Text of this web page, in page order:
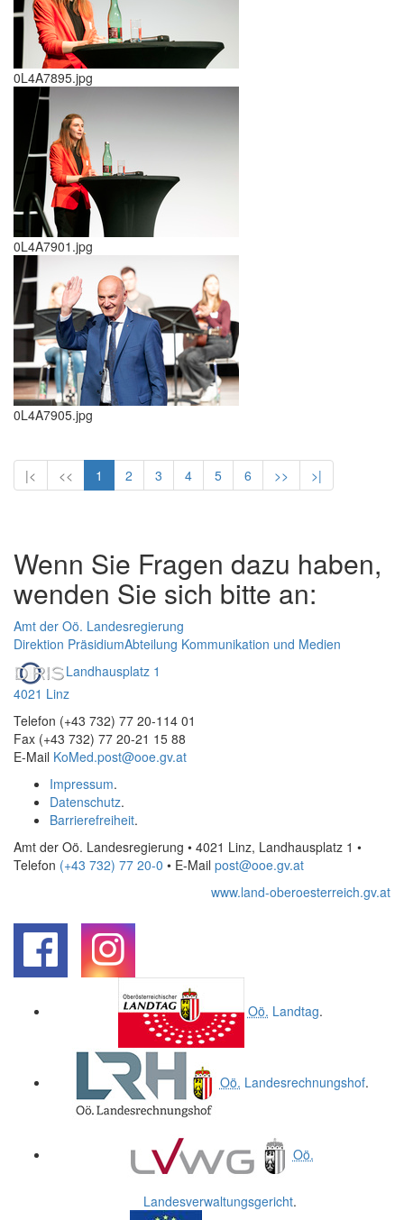
0L4A7895.jpg
0L4A7901.jpg
0L4A7905.jpg
|< << 1 2 3 4 5 6 >> >|
Wenn Sie Fragen dazu haben,
wenden Sie sich bitte an:
Amt der Oö. Landesregierung
Direktion PräsidiumAbteilung Kommunikation und Medien
Landhausplatz 1
4021 Linz
Telefon (+43 732) 77 20-114 01
Fax (+43 732) 77 20-21 15 88
E-Mail KoMed.post@ooe.gv.at
Impressum.
Datenschutz.
Barrierefreiheit.
Amt der Oö. Landesregierung • 4021 Linz, Landhausplatz 1 •
Telefon (+43 732) 77 20-0 • E-Mail post@ooe.gv.at
www.land-oberoesterreich.gv.at
Oö. Landtag.
Oö. Landesrechnungshof.
Oö.
Landesverwaltungsgericht.